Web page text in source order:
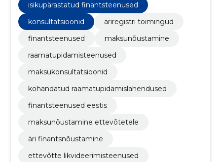
isikupärastatud finantsteenused
konsultatsioonid
äriregistri toimingud
finantsteenused
maksunõustamine
raamatupidamisteenused
maksukonsultatsioonid
kohandatud raamatupidamislahendused
finantsteenused eestis
maksunõustamine ettevõtetele
äri finantsnõustamine
ettevõtte likvideerimisteenused